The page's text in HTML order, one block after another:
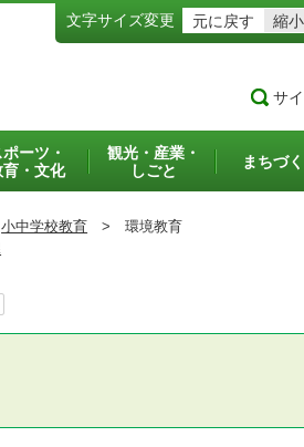
文字サイズ変更 元に戻す 縮小
サ
ポーツ・
育・文化
観光・産業・
しごと
まちづ
小中学校教育 > 環境教育